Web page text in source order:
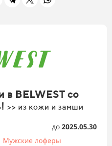
в BELWEST со
>> из кожи и замши
до 2025.05.30
Мужские лоферы